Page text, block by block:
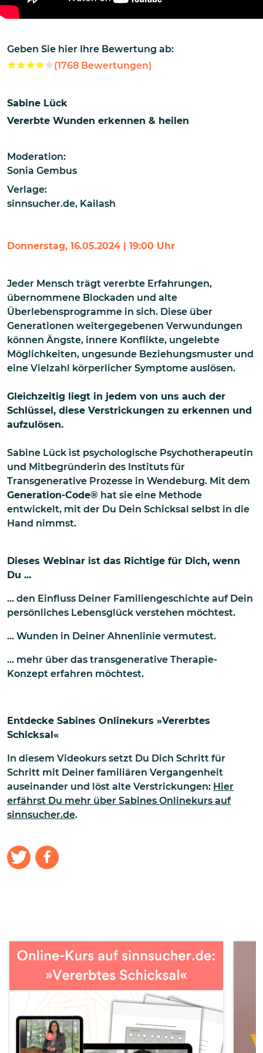
Geben Sie hier Ihre Bewertung ab:
(1768 Bewertungen)
Sabine Lück
Vererbte Wunden erkennen & heilen
Moderation:
Sonia Gembus
Verlage:
sinnsucher.de, Kailash
Donnerstag, 16.05.2024 | 19:00 Uhr
Jeder Mensch trägt vererbte Erfahrungen,
übernommene Blockaden und alte
Überlebensprogramme in sich. Diese über
Generationen weitergegebenen Verwundungen
können Ängste, innere Konflikte, ungelebte
Möglichkeiten, ungesunde Beziehungsmuster und
eine Vielzahl körperlicher Symptome auslösen.
Gleichzeitig liegt in jedem von uns auch der
Schlüssel, diese Verstrickungen zu erkennen und
aufzulösen.
Sabine Lück ist psychologische Psychotherapeutin
und Mitbegründerin des Instituts für
Transgenerative Prozesse in Wendeburg. Mit dem
Generation-Code® hat sie eine Methode
entwickelt, mit der Du Dein Schicksal selbst in die
Hand nimmst.
Dieses Webinar ist das Richtige für Dich, wenn
Du ...
... den Einfluss Deiner Familiengeschichte auf Dein
persönliches Lebensglück verstehen möchtest.
… Wunden in Deiner Ahnenlinie vermutest.
... mehr über das transgenerative Therapie-
Konzept erfahren möchtest.
Entdecke Sabines Onlinekurs »Vererbtes
Schicksal«
In diesem Videokurs setzt Du Dich Schritt für
Schritt mit Deiner familiären Vergangenheit
auseinander und löst alte Verstrickungen: Hier
erfährst Du mehr über Sabines Onlinekurs auf
sinnsucher.de.